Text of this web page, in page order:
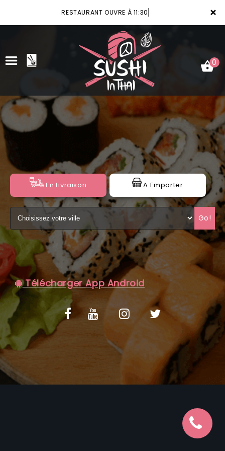
×
RESTAURANT OUVRE À 11:30
ACCUEIL
VOTRE COMPTE
NOTRE RESTAURANT
VOS AVIS
MENTIONS LÉGALES
C.G.V
0
En Livraison A Emporter
Go!
Télécharger App Android